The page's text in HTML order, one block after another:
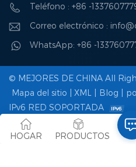
Teléfono : +86 -
Correo electrónico :
WhatsApp: +86 -
© MEJORES DE CHINA All
Mapa del sitio
XML Blog
IPv6 RED SOPORTADA
Enlaces amistosos :
facebook
HOGAR
PRODUCTOS